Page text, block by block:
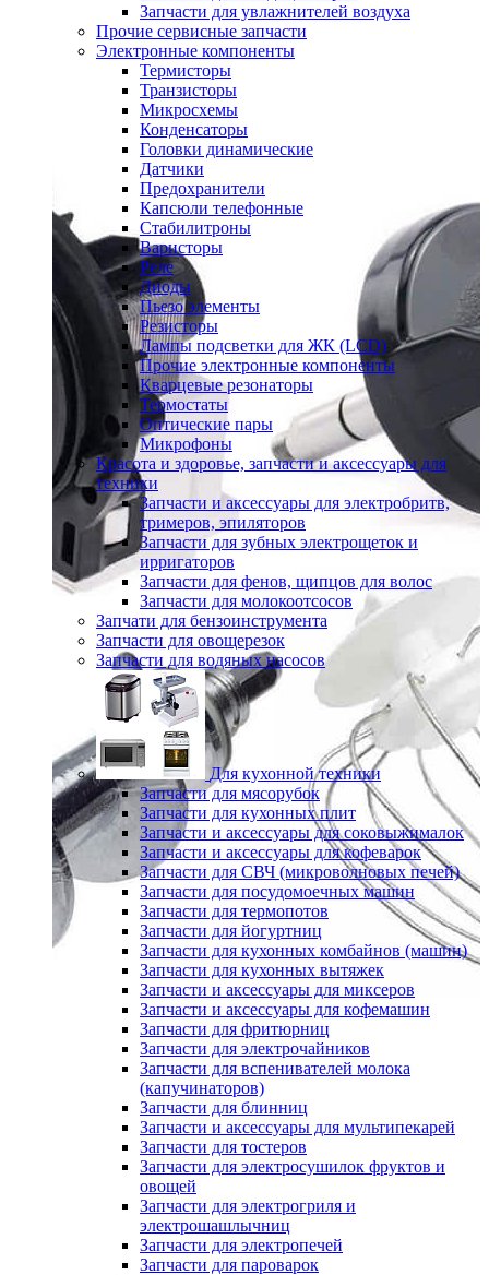
Запчасти для увлажнителей воздуха
Прочие сервисные запчасти
Электронные компоненты
Термисторы
Транзисторы
Микросхемы
Конденсаторы
Головки динамические
Датчики
Предохранители
Капсюли телефонные
Стабилитроны
Варисторы
Реле
Диоды
Пьезо элементы
Резисторы
Лампы подсветки для ЖК (LCD)
Прочие электронные компоненты
Кварцевые резонаторы
Термостаты
Оптические пары
Микрофоны
Красота и здоровье, запчасти и аксессуары для
техники
Запчасти и аксессуары для электробритв,
тримеров, эпиляторов
Запчасти для зубных электрощеток и
ирригаторов
Запчасти для фенов, щипцов для волос
Запчасти для молокоотсосов
Запчати для бензоинструмента
Запчасти для овощерезок
Запчасти для водяных насосов
Для кухонной техники
Запчасти для мясорубок
Запчасти для кухонных плит
Запчасти и аксессуары для соковыжималок
Запчасти и аксессуары для кофеварок
Запчасти для СВЧ (микроволновых печей)
Запчасти для посудомоечных машин
Запчасти для термопотов
Запчасти для йогуртниц
Запчасти для кухонных комбайнов (машин)
Запчасти для кухонных вытяжек
Запчасти и аксессуары для миксеров
Запчасти и аксессуары для кофемашин
Запчасти для фритюрниц
Запчасти для электрочайников
Запчасти для вспенивателей молока
(капучинаторов)
Запчасти для блинниц
Запчасти и аксессуары для мультипекарей
Запчасти для тостеров
Запчасти для электросушилок фруктов и
овощей
Запчасти для электрогриля и
электрошашлычниц
Запчасти для электропечей
Запчасти для пароварок